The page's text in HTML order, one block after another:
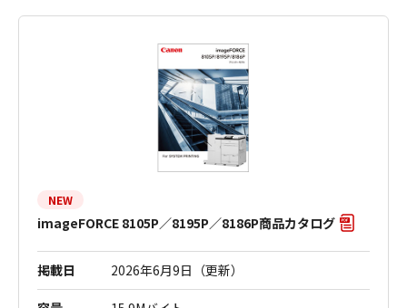
NEW
imageFORCE 8105P／8195P／8186P商品カタログ
掲載日 2026年6月9日（更新）